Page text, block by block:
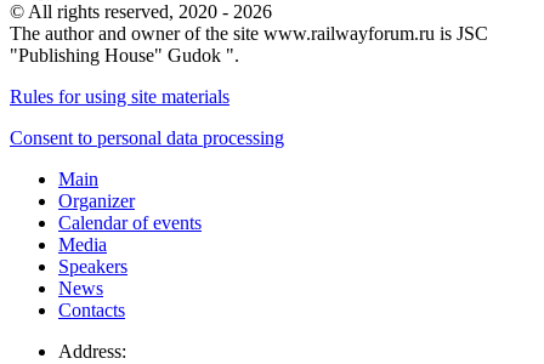
© All rights reserved, 2020 - 2026
The author and owner of the site www.railwayforum.ru is JSC
"Publishing House" Gudok ".
Rules for using site materials
Consent to personal data processing
Main
Organizer
Calendar of events
Media
Speakers
News
Contacts
Address: